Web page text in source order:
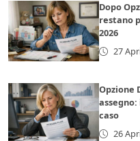
Dopo
restano
2026
27
Opzione
caso
26